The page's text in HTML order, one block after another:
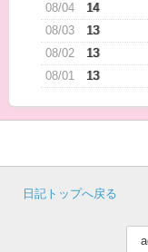
08/04
14
08/03
13
08/02
13
08/01
13
日記トップへ戻る